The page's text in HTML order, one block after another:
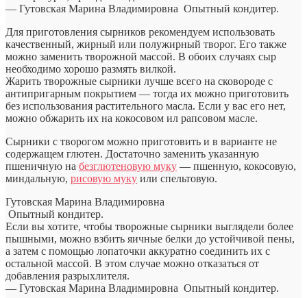
— Гутовская Марина Владимировна Опытный кондитер.
Для приготовления сырников рекомендуем использовать
качественный, жирный или полужирный творог. Его также
можно заменить творожной массой. В обоих случаях сыр
необходимо хорошо размять вилкой.
Жарить творожные сырники лучше всего на сковороде с
антипригарным покрытием — тогда их можно приготовить
без использования растительного масла. Если у вас его нет,
можно обжарить их на кокосовом ил рапсовом масле.
Сырники с творогом можно приготовить и в варианте не
содержащем глютен. Достаточно заменить указанную
пшеничную на безглютеновую муку — пшенную, кокосовую,
миндальную, рисовую муку или спельтовую.
Гутовская Марина Владимировна
Опытный кондитер.
Если вы хотите, чтобы творожные сырники выглядели более
пышными, можно взбить яичные белки до устойчивой пены,
а затем с помощью лопаточки аккуратно соединить их с
остальной массой. В этом случае можно отказаться от
добавления разрыхлителя.
— Гутовская Марина Владимировна Опытный кондитер.